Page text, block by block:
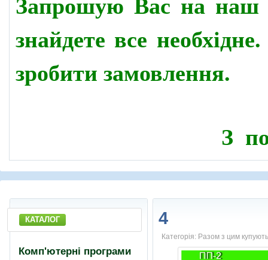
Запрошую Вас на наш
знайдете все
зробити замовлення.
З
4
Категорія: Разом з цим
КАТАЛОГ
Комп'ютерні програми